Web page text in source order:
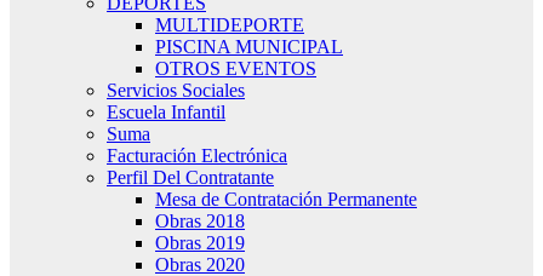
MULTIDEPORTE
PISCINA MUNICIPAL
OTROS EVENTOS
Servicios Sociales
Escuela Infantil
Suma
Facturación Electrónica
Perfil Del Contratante
Mesa de Contratación Permanente
Obras 2018
Obras 2019
Obras 2020